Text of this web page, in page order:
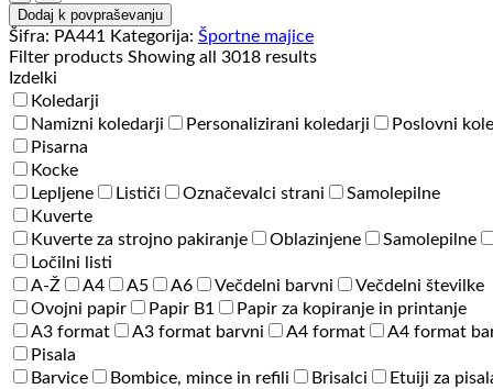
majica
brez
rokavov
Proact
Men’s
Sports
Vest
količina
Dodaj k povpraševanju
Šifra: PA441 Kategorija: Športne majice
Filter products Showing all 3018 results
Izdelki
Koledarji
Namizni koledarji
Personalizirani koledarji Poslovni
Pisarna
Kocke
Lepljene
Lističi Označevalci strani
Samolepilne
Kuverte
Kuverte za strojno pakiranje
Oblazinjene Samolepilne
Ločilni listi
A-Ž
A4 A5 A6 Večdelni barvni
Večdelni številke
Ovojni papir
Papir B1
Papir za kopiranje in printanje
A3 format
A3 format barvni A4 format A4 format
Pisala
Barvice
Bombice, mince in refili Brisalci Etuiji za